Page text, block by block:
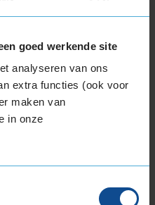
goed werkende site
analyseren van ons
extra functies (ook voor
maken van
in onze